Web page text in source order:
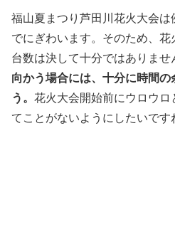
福山夏まつり芦田川花火大会
でにぎわいます。そのため、
台数は決して十分ではありませ
向かう場合には、十分に時間の
う。 花火大会開始前にウロウ
てことがないようにしたいです